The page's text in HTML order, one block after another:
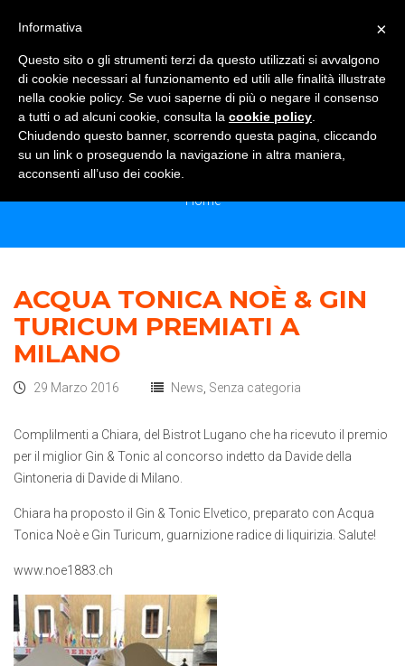
MONTHLY ARCHIVES:<SPAN> MARZO
2016</SPAN>
Home
ACQUA TONICA NOÈ & GIN
TURICUM PREMIATI A
MILANO
29 Marzo 2016 News Senza categoria
Complilmenti a Chiara, del Bistrot Lugano che ha ricevuto il premio
per il miglior Gin & Tonic al concorso indetto da Davide della
Gintoneria di Davide di Milano.
Chiara ha proposto il Gin & Tonic Elvetico, preparato con Acqua
Tonica Noè e Gin Turicum, guarnizione radice di liquirizia. Salute!
www.noe1883.ch
×
Informativa
Questo sito o gli strumenti terzi da questo utilizzati si avvalgono
di cookie necessari al funzionamento ed utili alle finalità illustrate
nella cookie policy. Se vuoi saperne di più o negare il consenso
a tutti o ad alcuni cookie, consulta la cookie policy
Chiudendo questo banner, scorrendo questa pagina, cliccando
su un link o proseguendo la navigazione in altra maniera,
acconsenti all’uso dei cookie.